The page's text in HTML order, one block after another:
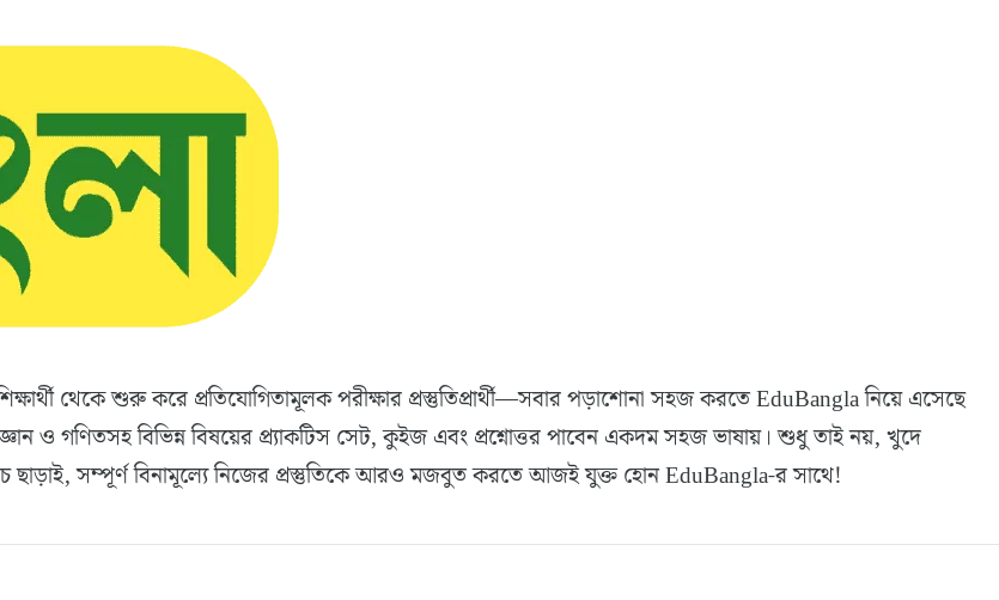
থেকে শুরু করে প্রতিযোগিতামূলক পরীক্ষার প্রস্তুতিপ্রার্থী—সবার পড়াশোনা সহজ করতে EduBangla নিয়ে এসেছে
ও গণিতসহ বিভিন্ন বিষয়ের প্র্যাকটিস সেট, কুইজ এবং প্রশ্নোত্তর পাবেন একদম সহজ ভাষায়। শুধু তাই নয়, খুদে
ছাড়াই, সম্পূর্ণ বিনামূল্যে নিজের প্রস্তুতিকে আরও মজবুত করতে আজই যুক্ত হোন EduBangla-র সাথে!